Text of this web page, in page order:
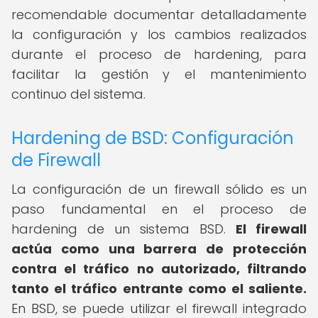
recomendable documentar detalladamente
la configuración y los cambios realizados
durante el proceso de hardening, para
facilitar la gestión y el mantenimiento
continuo del sistema.
Hardening de BSD: Configuración
de Firewall
La configuración de un firewall sólido es un
paso fundamental en el proceso de
hardening de un sistema BSD. El firewall
actúa como una barrera de protección
contra el tráfico no autorizado, filtrando
tanto el tráfico entrante como el saliente.
En BSD, se puede utilizar el firewall integrado